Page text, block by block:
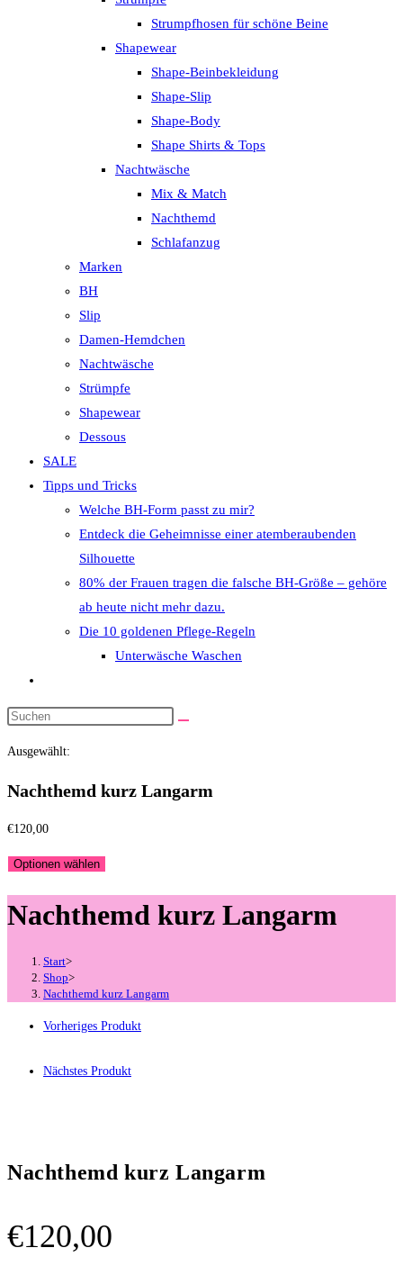
Strumpfhosen für schöne Beine
Shapewear
Shape-Beinbekleidung
Shape-Slip
Shape-Body
Shape Shirts & Tops
Nachtwäsche
Mix & Match
Nachthemd
Schlafanzug
Marken
BH
Slip
Damen-Hemdchen
Nachtwäsche
Strümpfe
Shapewear
Dessous
SALE
Tipps und Tricks
Welche BH-Form passt zu mir?
Entdeck die Geheimnisse einer atemberaubenden
Silhouette
80% der Frauen tragen die falsche BH-Größe – gehöre
ab heute nicht mehr dazu.
Die 10 goldenen Pflege-Regeln
Unterwäsche Waschen
umschalten
Diese
durchsuchen
Ausgewählt:
Nachthemd kurz Langarm
€120,00
Optionen wählen
Nachthemd kurz Langarm
Start>
Shop>
Nachthemd kurz Langarm
Vorheriges Produkt
Nächstes Produkt
Nachthemd kurz Langarm
€120,00